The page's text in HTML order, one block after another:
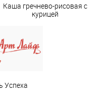
Каша гречнево-рисовая с
курицей
Успеха